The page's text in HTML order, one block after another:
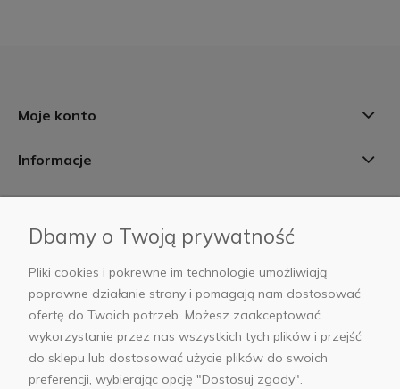
Moje konto
Informacje
AB Foto
sklep@abfoto.pl
+48 797 971 275
Dbamy o Twoją prywatność
Pliki cookies i pokrewne im technologie umożliwiają
poprawne działanie strony i pomagają nam dostosować
ofertę do Twoich potrzeb. Możesz zaakceptować
wykorzystanie przez nas wszystkich tych plików i przejść
do sklepu lub dostosować użycie plików do swoich
preferencji, wybierając opcję "Dostosuj zgody".